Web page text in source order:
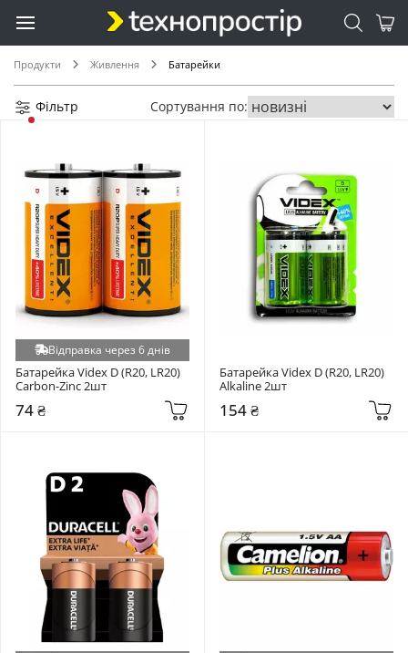
Продукти Живлення Батарейки
Фільтр Сортування по:
Відправка через 6 днів
Батарейка Videx D (R20, LR20)
Carbon-Zinc 2шт
74 ₴
Батарейка Videx D (R20, LR20)
Alkaline 2шт
154 ₴